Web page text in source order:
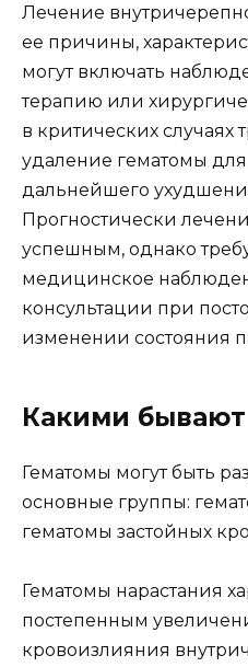
Лечение
ее причины,
могут включать
терапию или
в критических случаях
удаление гематомы
дальнейшего
Прогностически
успешным, однако
медицинское
консультации при
изменении состояния
Какими
Гематомы могут быть
основные группы:
гематомы застойных
Гематомы нарастания
постепенным
кровоизлияния